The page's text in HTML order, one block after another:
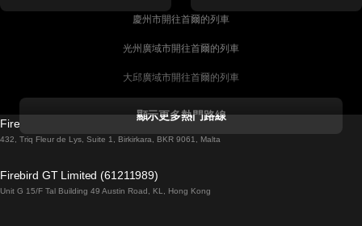
慶州市開往首爾的列車
光州廣域市開往首爾的列車
大邱廣域市開往首爾的列車
都柏林開往戈尔韦的列車
羅馬開往拿坡里的列車
顯示更多熱門路線
Firebird GT Limited (OC 1451)
432, Triq Fleur de Lys, Suite 1, Birkirkara, BKR 9061, Malta
Firebird GT Limited (61211989)
Unit G 15/F Tal Building 49 Austin Road, KL, Hong Kong